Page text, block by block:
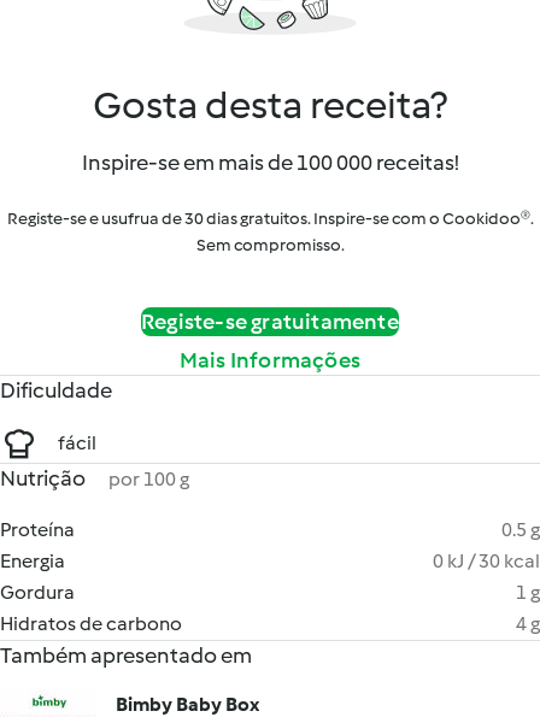
Gosta desta receita?
Inspire-se em mais de 100 000 receitas!
Registe-se e usufrua de 30 dias gratuitos. Inspire-se com o Cookidoo®.
Sem compromisso.
Registe-se gratuitamente
Mais Informações
Dificuldade
fácil
Nutrição por 100 g
Proteína
0.5 g
Energia
0 kJ / 30 kcal
Gordura
1 g
Hidratos de carbono
4 g
Também apresentado em
Bimby Baby Box